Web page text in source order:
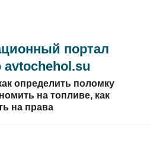
портал
avtochehol.su
определить поломку
на топливе, как
на права